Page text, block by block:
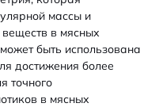
массы и
веществ в мясных
быть использована
достижения более
точного
в мясных